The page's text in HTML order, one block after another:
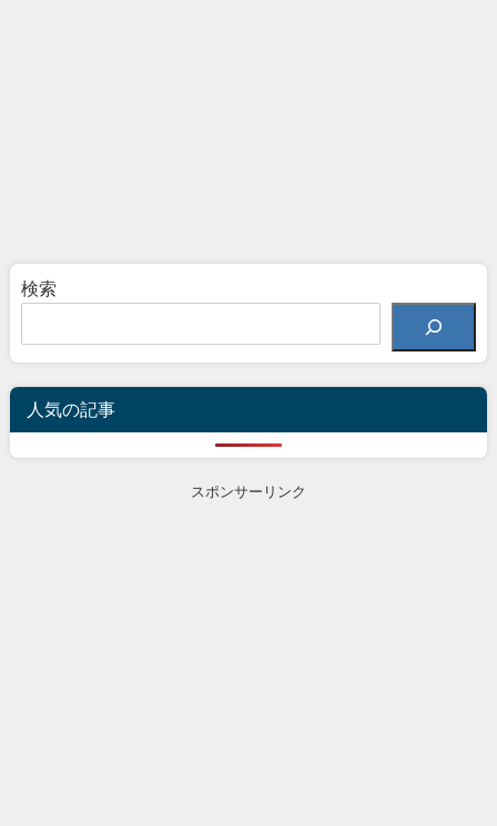
検索
人気の記事
スポンサーリンク